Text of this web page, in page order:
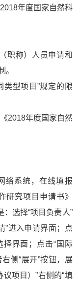
年度国家自然科
职称）人员申请和
。
类型项目”规定的限
2018年度国家自然
络系统，在线填报
研究项目申请书》
：选择“项目负责人”
”进入申请界面；点
择界面；点击“国际
侧“展开”按钮，展
项目）”右侧的“填